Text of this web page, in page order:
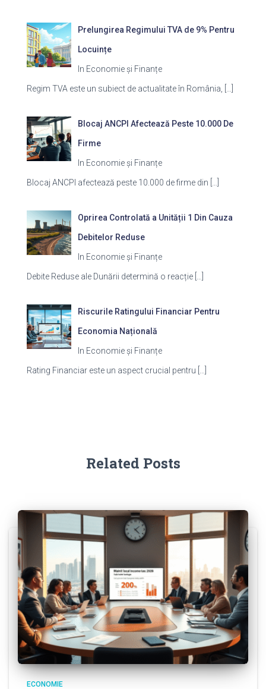
Prelungirea Regimului TVA de 9% Pentru
Locuințe
In Economie și Finanțe
Regim TVA este un subiect de actualitate în România,
Blocaj ANCPI Afectează Peste 10.000 De
Firme
In Economie și Finanțe
Blocaj ANCPI afectează peste 10.000 de firme din
Oprirea Controlată a Unității 1 Din Cauza
Debitelor Reduse
In Economie și Finanțe
Debite Reduse ale Dunării determină o reacție
Riscurile Ratingului Financiar Pentru
Economia Națională
In Economie și Finanțe
Rating Financiar este un aspect crucial pentru
Related Posts
ECONOMIE